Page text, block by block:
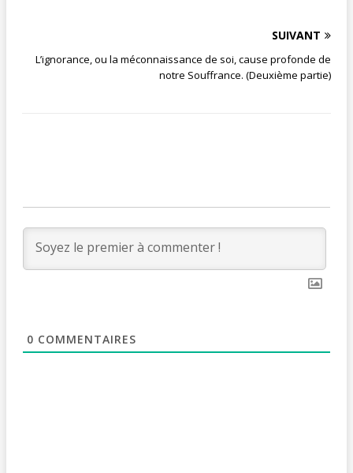
SUIVANT
L’ignorance, ou la méconnaissance de soi, cause profonde de
notre Souffrance‏. (Deuxième partie)
0 COMMENTAIRES